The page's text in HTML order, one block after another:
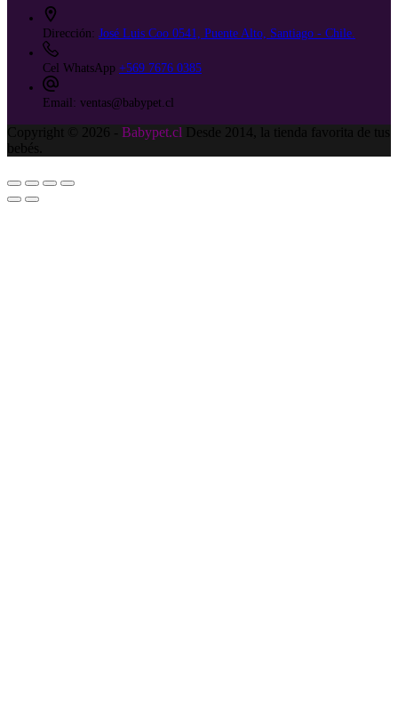
Dirección: José Luis Coo 0541, Puente Alto, Santiago - Chile.
Cel WhatsApp +569 7676 0385
Email: ventas@babypet.cl
Copyright © 2026 - Babypet.cl Desde 2014, la tienda favorita de tus
bebés.